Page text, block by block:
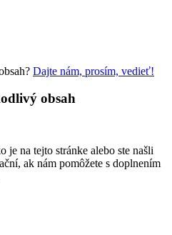
Dajte nám, prosím, vedieť!
obsah
na tejto stránke alebo ste našli
ak nám pomôžete s doplnením